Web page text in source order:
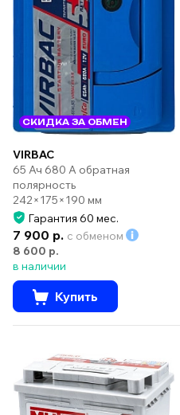
СКИДКА ЗА ОБМЕН
VIRBAC
65 Ач 680 А обратная
полярность
242×175×190 мм
Гарантия 60 мес.
7 900 р. с обменом
8 600 р.
в наличии
Купить